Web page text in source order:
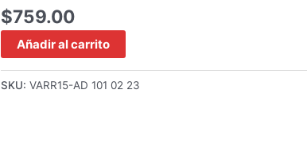
$759.00
–
DANIELA
RAMOS
Añadir al carrito
SKU: VARR15-AD 101 02 23